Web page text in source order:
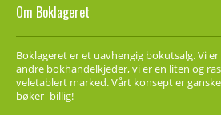
Om Boklageret
Boklageret er et uavhengig bokutsalg. Vi
andre bokhandelkjeder, vi er en liten og
veletablert marked. Vårt konsept er
bøker -billig!